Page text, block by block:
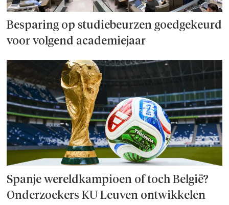
Besparing op studie­beurzen goed­ge­keurd
voor volgend academiejaar
Spanje wereld­kampioen of toch België?
Onderzoek­ers KU Leuven ontwikkelen